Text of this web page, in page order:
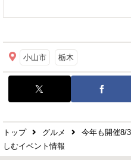
小山市 栃木
トップ グルメ
今年も開催8/
しむイベント情報